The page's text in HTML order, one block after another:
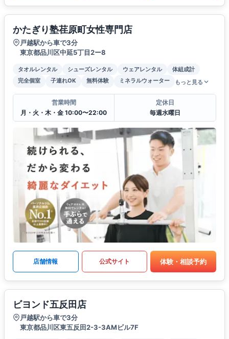
かたぎり塾荏原町女性専門店
戸越駅から車で3分
東京都品川区中延5丁目2ー8
タオルレンタル シューズレンタル ウェアレンタル
体組成計
完全個室
子連れOK 無料体験 ミネラルウォーター もっと見る
営業時間
月・火・木・金 10:00〜22:00
定休日
毎週水曜日
店舗情報 公式サイト 体験・相談予約
ビヨンド五反田店
戸越駅から車で3分
東京都品川区東五反田2-3-3AMビル7F